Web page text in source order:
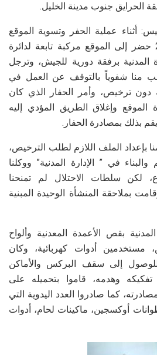
الحرايق جنوب مدينة الخليل.
أثناء عملية الحفر وتسوية الموقع
مطلع العام الحالي 2019 حضر إلى الموقع مركبة تابعة لدائرة
المدنية برفقة دورية للجيش، وترجل
منا شفوياً بالتوقف عن العمل في
دون ترخيص، وأمر الحفار الذي كان
الموقع وإغلاق الطريق المؤدي إليه
بذلك بمصادرة الحفار.
بإعداد الملف اللازم لطلب الترخيص،
والبناء في ” الإدارة المدنية” ووكلنا
لكن سلطات الاحتلال لم تمنحنا
بملاحقة المنشأة الوحيدة المبنية
بقص الأعمدة المعدنية وألواح
مستخدمين أدوات كهربائية، وكان
للوصول إلى سقف البركس والأماكن
تفكيكه وهدمه، قاموا بتحميله على
كما صادروا العدد اليدوية التي
أوكسجين، ماكينات لحام، أدوات